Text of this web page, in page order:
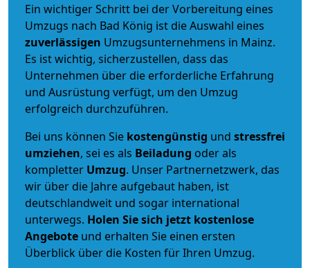
Ein wichtiger Schritt bei der Vorbereitung eines
Umzugs nach Bad König ist die Auswahl eines
zuverlässigen Umzugsunternehmens in Mainz.
Es ist wichtig, sicherzustellen, dass das
Unternehmen über die erforderliche Erfahrung
und Ausrüstung verfügt, um den Umzug
erfolgreich durchzuführen.
Bei uns können Sie kostengünstig und stressfrei
umziehen, sei es als Beiladung oder als
kompletter Umzug. Unser Partnernetzwerk, das
wir über die Jahre aufgebaut haben, ist
deutschlandweit und sogar international
unterwegs. Holen Sie sich jetzt kostenlose
Angebote und erhalten Sie einen ersten
Überblick über die Kosten für Ihren Umzug.